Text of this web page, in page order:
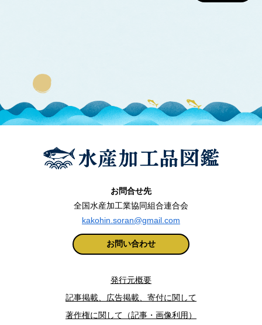
お問合せ先
全国水産加工業協同組合連合会
kakohin.soran@gmail.com
お問い合わせ
発行元概要
記事掲載、広告掲載、寄付に関して
著作権に関して（記事・画像利用）